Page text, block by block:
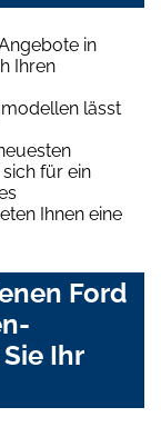
in
Ihren
lässt
für ein
Ihnen eine
Ford
Ihr